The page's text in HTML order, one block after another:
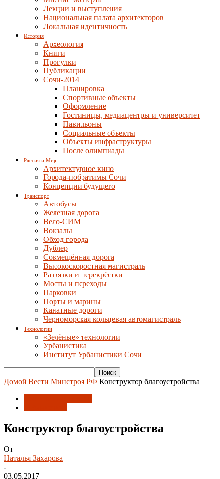
Лекции и выступления
Национальная палата архитекторов
Локальная идентичность
История
Археология
Книги
Прогулки
Публикации
Сочи-2014
Планировка
Спортивные объекты
Оформление
Гостиницы, медиацентры и университет
Павильоны
Социальные объекты
Объекты инфраструктуры
После олимпиады
Россия и Мир
Архитектурное кино
Города-побратимы Сочи
Концепции будущего
Транспорт
Автобусы
Железная дорога
Вело-СИМ
Вокзалы
Обход города
Дублер
Совмещённая дорога
Высокоскоростная магистраль
Развязки и перекрёстки
Мосты и переходы
Парковки
Порты и марины
Канатные дороги
Черноморская кольцевая автомагистраль
Технологии
«Зелёные» технологии
Урбанистика
Институт Урбанистики Сочи
Домой Вести Минстроя РФ Конструктор благоустройства
Конструктор благоустройства
От
Наталья Захарова
-
03.05.2017